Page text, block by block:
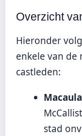
Overzicht
Hieronder
enkele van
castleden:
stad